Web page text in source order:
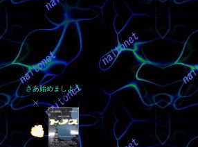
さあ始めましよう
早漏対策